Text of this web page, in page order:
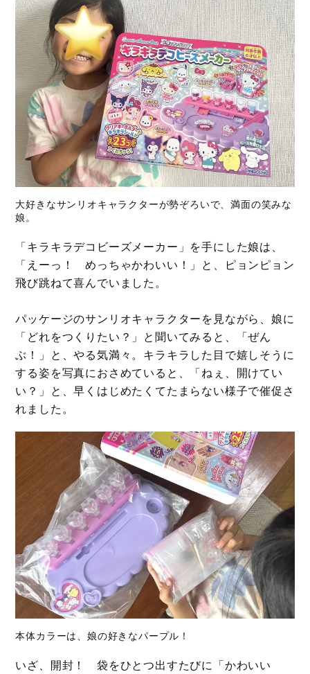
大好きなサンリオキャラクターが勢ぞろいで、満面の笑みな
娘。
「キラキラデコビーズメーカー」を手にした娘は、
「えーっ！ めっちゃかわいい！」と、ピョンピョン
飛び跳ねて喜んでいました。
パッケージのサンリオキャラクターを見ながら、娘に
「どれをつくりたい？」と聞いてみると、「ぜん
ぶ！」と、やる気満々。キラキラした目で嬉しそうに
する姿を写真におさめていると、「ねぇ、開けてい
い？」と、早くはじめたくてたまらない様子で催促さ
れました。
本体カラーは、娘の好きなパープル！
いざ、開封！ 袋をひとつ出すたびに「かわいい